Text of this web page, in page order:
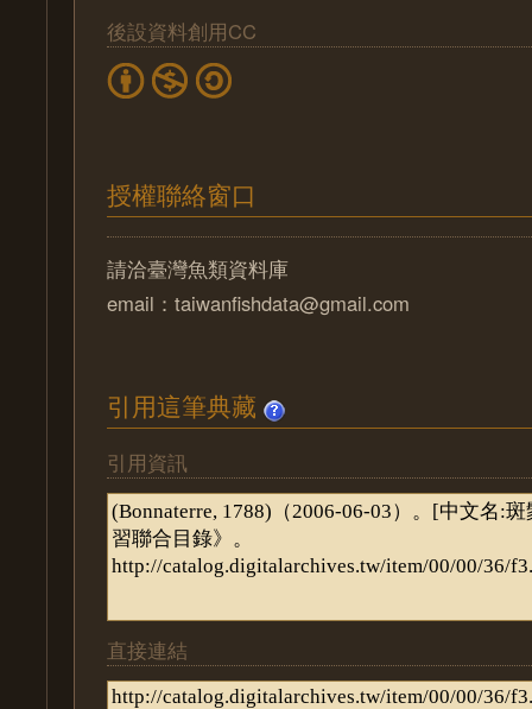
後設資料創用CC
授權聯絡窗口
請洽臺灣魚類資料庫
email：taiwanfishdata@gmail.com
引用這筆典藏
引用資訊
直接連結